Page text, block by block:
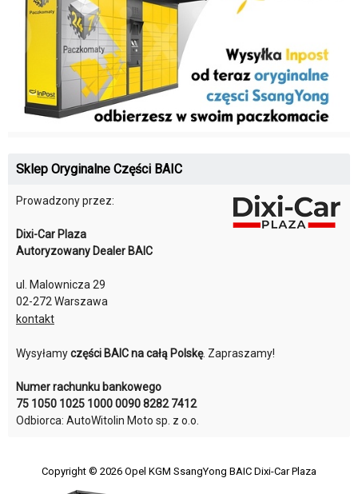
Sklep Oryginalne Części BAIC
Prowadzony przez:
Dixi-Car Plaza
Autoryzowany Dealer BAIC
ul. Malownicza 29
02-272 Warszawa
kontakt
Wysyłamyczęści BAIC na całą Polskę. Zapraszamy!
Numer rachunku bankowego
75 1050 1025 1000 0090 8282 7412
Odbiorca: AutoWitolin Moto sp. z o.o.
Copyright © 2026 Opel KGM SsangYong BAIC Dixi-Car Plaza